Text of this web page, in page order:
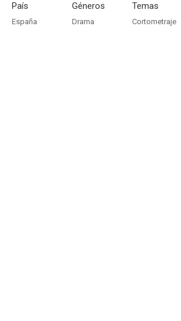
País
España
Géneros
Drama
Temas
Cortometraje